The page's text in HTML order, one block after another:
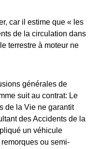
car il estime que « les
de la circulation dans
terrestre à moteur ne
générales de
suit au contrat: Le
de la Vie ne garantit
des Accidents de la
un véhicule
ou semi-